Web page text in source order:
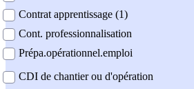
Contrat apprentissage (1)
Cont. professionnalisation
Prépa.opérationnel.emploi
CDI de chantier ou d'opération